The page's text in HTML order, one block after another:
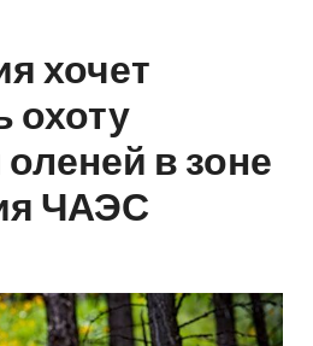
хочет
охоту
в зоне
ЧАЭС